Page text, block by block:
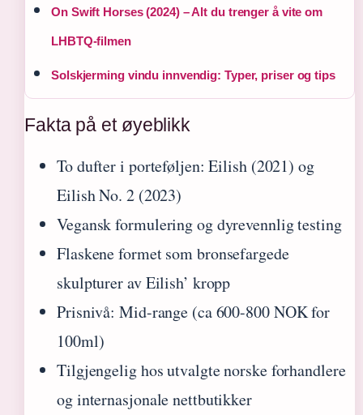
On Swift Horses (2024) – Alt du trenger å vite om
LHBTQ-filmen
Solskjerming vindu innvendig: Typer, priser og tips
Fakta på et øyeblikk
To dufter i porteføljen: Eilish (2021) og
Eilish No. 2 (2023)
Vegansk formulering og dyrevennlig testing
Flaskene formet som bronsefargede
skulpturer av Eilish’ kropp
Prisnivå: Mid-range (ca 600-800 NOK for
100ml)
Tilgjengelig hos utvalgte norske forhandlere
og internasjonale nettbutikker